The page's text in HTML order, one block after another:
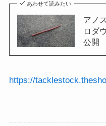
あわせて読みたい
アノ
ロダ
公開
https://